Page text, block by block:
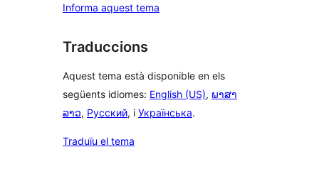
Informa aquest tema
Traduccions
Aquest tema està disponible en els
següents idiomes: English (US), ພາສາ
ລາວ, Русский, i Українська.
Traduïu el tema